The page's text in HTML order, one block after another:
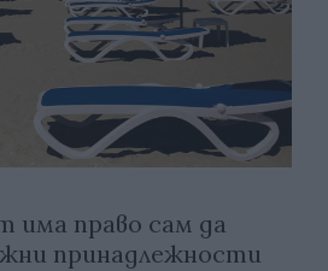
има право сам да
принадлежности